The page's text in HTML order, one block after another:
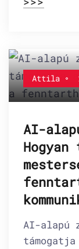
Attila
AI-
AI-alapú